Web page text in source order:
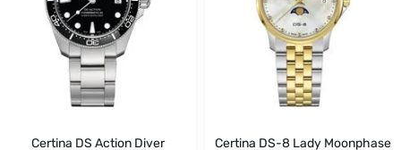
Certina DS Action Diver
Certina DS-8 Lady Moonphase